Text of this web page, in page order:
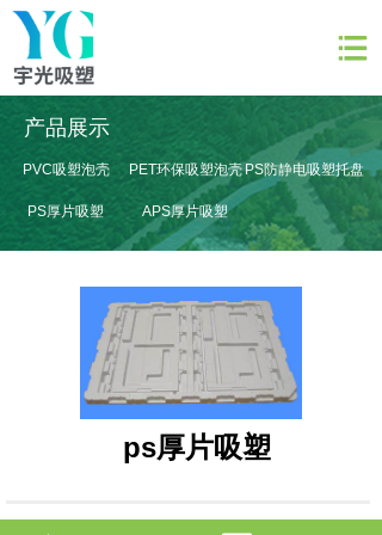
网站首页
关于宇光
产品展示
产品模具
联系我们
产品展示
PVC吸塑泡壳 PET环保吸塑泡壳PS防静电吸塑托盘
PS厚片吸塑 APS厚片吸塑
ps厚片吸塑